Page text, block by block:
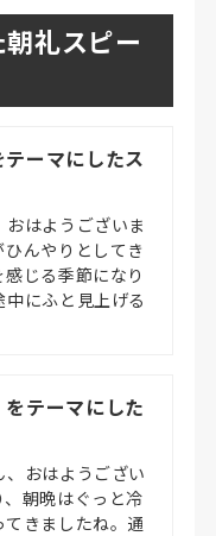
朝礼スピー
テーマにしたス
はようございま
んやりとしてき
じる季節になり
にふと見上げる
をテーマにした
、おはようござい
朝晩はぐっと冷
きましたね。通